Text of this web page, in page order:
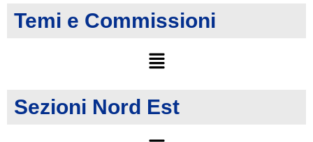
Temi e Commissioni
Sezioni Nord Est